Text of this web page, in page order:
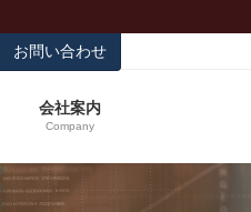
お問い合わせ
会社案内
Company